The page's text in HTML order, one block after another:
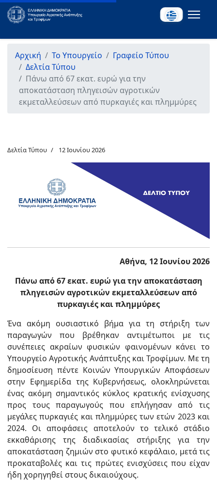
Αρχική Το Υπουργείο
Γραφείο Τύπου
Δελτία Τύπου
Πάνω από 67 εκατ. ευρώ για την
αποκατάσταση πληγεισών αγροτικών
εκμεταλλεύσεων από πυρκαγιές και πλημμύρες
Δελτία Τύπου 12 Ιουνίου 2026
Αθήνα, 12 Ιουνίου 2026
Πάνω από 67 εκατ. ευρώ για την αποκατάσταση
πληγεισών αγροτικών εκμεταλλεύσεων από
πυρκαγιές και πλημμύρες
Ένα ακόμη ουσιαστικό βήμα για τη στήριξη των
παραγωγών που βρέθηκαν αντιμέτωποι με τις
συνέπειες ακραίων φυσικών φαινομένων κάνει το
Υπουργείο Αγροτικής Ανάπτυξης και Τροφίμων. Με τη
δημοσίευση πέντε Κοινών Υπουργικών Αποφάσεων
στην Εφημερίδα της Κυβερνήσεως, ολοκληρώνεται
ένας ακόμη σημαντικός κύκλος κρατικής ενίσχυσης
προς τους παραγωγούς που επλήγησαν από τις
μεγάλες πυρκαγιές και πλημμύρες των ετών 2023 και
2024. Οι αποφάσεις αποτελούν το τελικό στάδιο
εκκαθάρισης της διαδικασίας στήριξης για την
αποκατάσταση ζημιών στο φυτικό κεφάλαιο, μετά τις
προκαταβολές και τις πρώτες ενισχύσεις που είχαν
ήδη χορηγηθεί στους δικαιούχους.